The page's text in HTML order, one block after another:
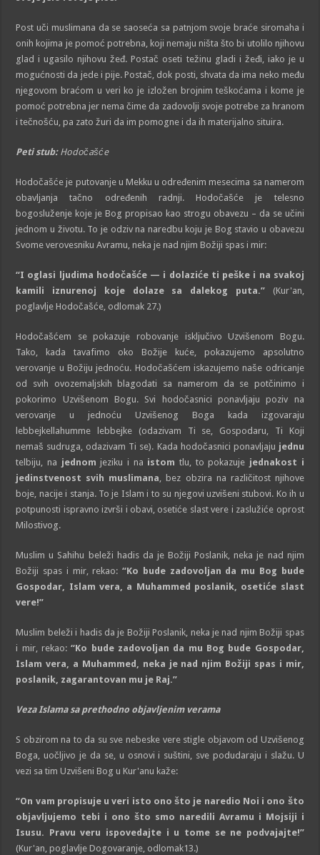
Post uči muslimana da se saoseća sa patnjom svoje braće siromaha i
onih kojima je pomoć potrebna, koji nemaju ništa što bi utolilo njihovu
glad i ugasilo njihovu žeđ. Postač oseti težinu gladi i žeđi, iako je u
mogućnosti da jede i pije. Postač, dok posti, shvata da ima neko među
njegovom braćom u veri ko je izložen brojnim teškoćama i kome je
pomoć potrebna jer nema čime da zadovolji svoje potrebe za hranom
i tečnošću, pa zato žuri da im pomogne i da ih materijalno situira.
Peti stub:Hodočašće
Hodočašće je putovanje u Mekku u određenim mesecima sa namerom
obavljanja tačno određenih radnji. Hodočašće je telesno
bogosluženje koje je Bog propisao kao strogu obavezu – da se učini
jednom u životu. To je odziv na naredbu koju je Bog stavio u obavezu
Svome verovesniku Avramu, neka je nad njim Božiji spas i mir:
“I oglasi ljudima hodočašće — i dolaziće ti peške i na svakoj
kamili iznurenoj koje dolaze sa dalekog puta.”(Kur'an,
poglavlje Hodočašće, odlomak 27.)
Hodočašćem se pokazuje robovanje isključivo Uzvišenom Bogu.
Tako, kada tavafimo oko Božije kuće, pokazujemo apsolutno
verovanje u Božiju jednoću. Hodočašćem iskazujemo naše odricanje
od svih ovozemaljskih blagodati sa namerom da se potčinimo i
pokorimo Uzvišenom Bogu. Svi hodočasnici ponavljaju poziv na
verovanje u jednoću Uzvišenog Boga kada izgovaraju
lebbejkellahumme lebbejke (odazivam Ti se, Gospodaru, Ti Koji
nemaš sudruga, odazivam Ti se). Kada hodočasnici ponavljaju jednu
telbiju, na jednom jeziku i na istomtlu, to pokazuje jednakost i
jedinstvenost svih muslimana, bez obzira na različitost njihove
boje, nacije i stanja. To je Islam i to su njegovi uzvišeni stubovi. Ko ih u
potpunosti ispravno izvrši i obavi, osetiće slast vere i zaslužiće oprost
Milostivog.
Muslim u Sahihu beleži hadis da je Božiji Poslanik, neka je nad njim
Božiji spas i mir, rekao:“Ko bude zadovoljan da mu Bog bude
Gospodar, Islam vera, a Muhammed poslanik, osetiće slast
vere!”
Muslim beleži i hadis da je Božiji Poslanik, neka je nad njim Božiji spas
i mir, rekao:“Ko bude zadovoljan da mu Bog bude Gospodar,
Islam vera, a Muhammed, neka je nad njim Božiji spas i mir,
poslanik, zagarantovan mu je Raj.”
Veza Islama sa prethodno objavljenim verama
S obzirom na to da su sve nebeske vere stigle objavom od Uzvišenog
Boga, uočljivo je da se, u osnovi i suštini, sve podudaraju i slažu. U
vezi sa tim Uzvišeni Bog u Kur'anu kaže:
“On vam propisuje u veri isto ono što je naredio Noi i ono što
objavljujemo tebi i ono što smo naredili Avramu i Mojsiji i
Isusu. Pravu veru ispovedajte i u tome se ne podvajajte!”
(Kur'an, poglavlje Dogovaranje, odlomak13.)